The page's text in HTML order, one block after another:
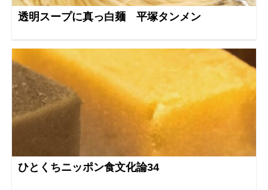
透明スープに真っ白麺 平塚タンメン
ひとくちニッポン食文化論34